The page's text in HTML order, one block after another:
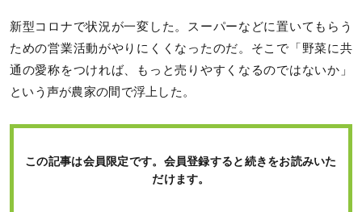
新型コロナで状況が一変した。スーパーなどに置いてもらう
ための営業活動がやりにくくなったのだ。そこで「野菜に共
通の愛称をつければ、もっと売りやすくなるのではないか」
という声が農家の間で浮上した。
この記事は会員限定です。会員登録すると続きをお読みいた
だけます。